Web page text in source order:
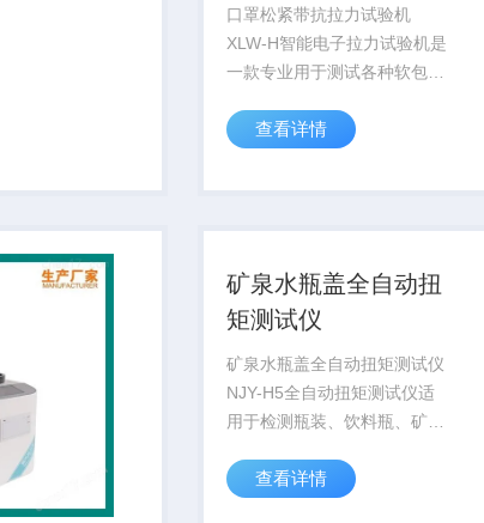
口罩松紧带抗拉力试验机
XLW-H智能电子拉力试验机是
一款专业用于测试各种软包装
子拉力试验机;试验通过位于动
置的位移传感器采集数据的变
查看详情
矿泉水瓶盖全自动扭
矩测试仪
矿泉水瓶盖全自动扭矩测试仪
NJY-H5全自动扭矩测试仪适
用于检测瓶装、饮料瓶、矿泉
紧、开启及旋紧的扭矩值，是
查看详情